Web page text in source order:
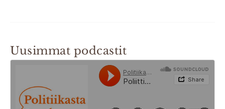
Uusimmat podcastit